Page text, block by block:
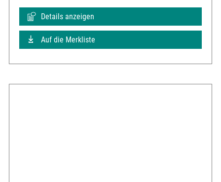
Details anzeigen
Auf die Merkliste